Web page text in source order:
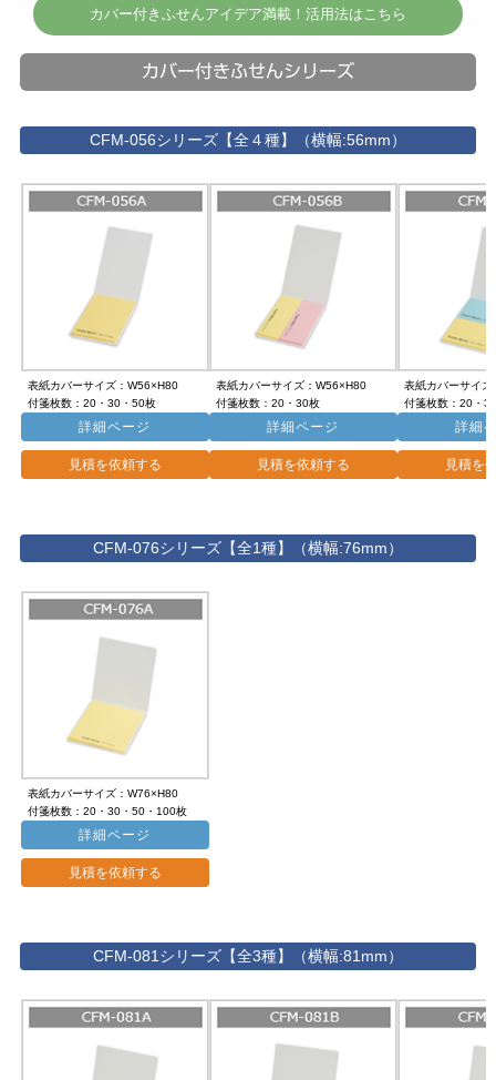
カバー付きふせんアイデア満載！活用法はこちら
カバー付きふせんシリーズ
CFM-056シリーズ【全４種】（横幅:56mm）
表紙カバーサイズ：W56×H80
付箋枚数：20・30・50枚
詳細ページ
見積を依頼する
表紙カバーサイズ：W56×H80
付箋枚数：20・30枚
詳細ページ
見積を依頼する
表紙カバーサイ
付箋枚数：20・
詳細
見積を
CFM-076シリーズ【全1種】（横幅:76mm）
表紙カバーサイズ：W76×H80
付箋枚数：20・30・50・100枚
詳細ページ
見積を依頼する
CFM-081シリーズ【全3種】（横幅:81mm）